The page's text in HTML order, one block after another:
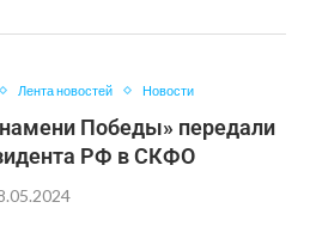
Лента новостей Новости
Победы» передали
РФ в СКФО